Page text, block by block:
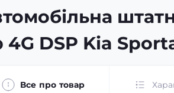
4G DSP Kia
Все про товар